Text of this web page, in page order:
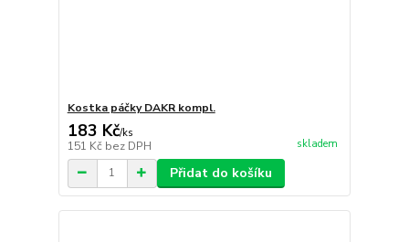
Kostka páčky DAKR kompl.
183 Kč/ks
151 Kč bez DPH skladem
Přidat do košíku